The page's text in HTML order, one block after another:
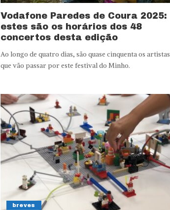
Vodafone Paredes de Coura 2025:
estes são os horários dos 48
concertos desta edição
Ao longo de quatro dias, são quase cinquenta os artistas
que vão passar por este festival do Minho.
breves